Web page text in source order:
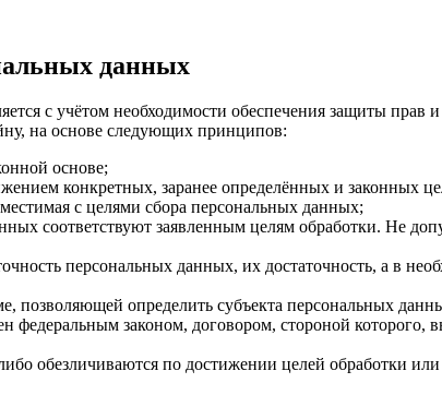
данных
с учётом необходимости обеспечения защиты
на основе следующих принципов:
основе;
конкретных, заранее определённых и законных
с целями сбора персональных данных;
соответствуют заявленным целям обработки. Не
персональных данных, их достаточность, а в
позволяющей определить субъекта персональных
федеральным законом, договором, стороной которого,
обезличиваются по достижении целей обработки